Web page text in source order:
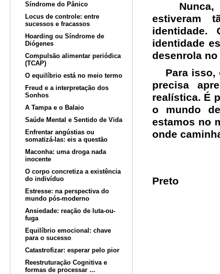
Síndrome do Pânico
Locus de controle: entre
sucessos e fracassos
Hoarding ou Síndrome de
Diógenes
Compulsão alimentar periódica
(TCAP)
O equilíbrio está no meio termo
Freud e a interpretação dos
Sonhos
A Tampa e o Balaio
Saúde Mental e Sentido de Vida
Enfrentar angústias ou
somatizá-las: eis a questão
Maconha: uma droga nada
inocente
O corpo concretiza a existência
do indivíduo
Estresse: na perspectiva do
mundo pós-moderno
Ansiedade: reação de luta-ou-
fuga
Equilíbrio emocional: chave
para o sucesso
Catastrofizar: esperar pelo pior
Reestruturação Cognitiva e
formas de processar ...
Nunca,
estiveram
identidade.
identidade
desenrola
Para isso,
precisa
realística. É
o mundo
estamos no
onde
Preto